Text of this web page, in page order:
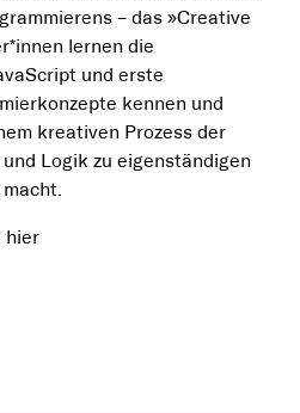
– das »Creative
lernen die
und erste
kennen und
kreativen Prozess der
Logik zu eigenständigen
hier